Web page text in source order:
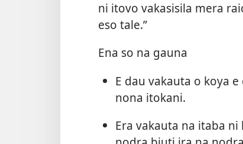
ni itovo vakasisila mera
eso tale.”
Ena so na gauna
E dau vakauta o koya
nona itokani.
Era vakauta na itaba